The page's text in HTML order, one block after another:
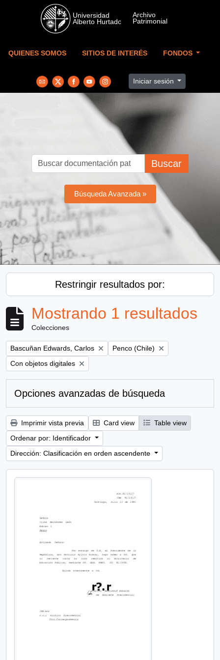
Skip to main content
QUIENES SOMOS SITIOS DE INTERÉS FONDOS
Iniciar sesión
Buscar
Búsqueda Avanzada »
Restringir resultados por:
Mostrando 1 resultados
Colecciones
Remove filter:
Bascuñan Edwards, Carlos Remove filter:
Penco (Chile)
Remove filter:
Con objetos digitales
Opciones avanzadas de búsqueda
Imprimir vista previa Card view
Table view
Ordenar por: Identificador
Dirección: Clasificación en orden ascendente